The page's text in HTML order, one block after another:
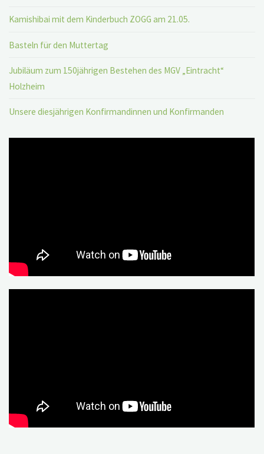
Kamishibai mit dem Kinderbuch ZOGG am 21.05.
Basteln für den Muttertag
Jubiläum zum 150jährigen Bestehen des MGV „Eintracht“
Holzheim
Unsere diesjährigen Konfirmandinnen und Konfirmanden